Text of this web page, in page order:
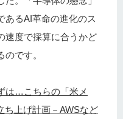
あるAI革命の進化のス
度で採算に合うかど
です。
は…こちらの「米メ
ち上げ計画－AWSなど